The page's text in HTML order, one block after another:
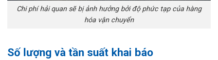
Chi phí hải quan sẽ bị ảnh hưởng bởi độ phức tạp của hàng
hóa vận chuyển
Số lượng và tần suất khai báo